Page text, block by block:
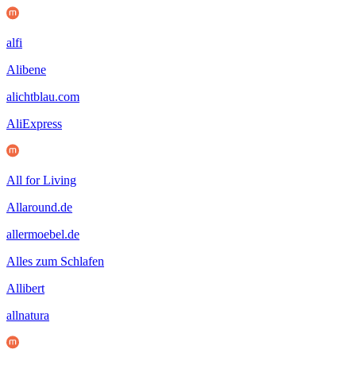
alfi
Alibene
alichtblau.com
AliExpress
All for Living
Allaround.de
allermoebel.de
Alles zum Schlafen
Allibert
allnatura